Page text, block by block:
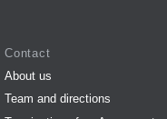
Contact
About us
Team and directions